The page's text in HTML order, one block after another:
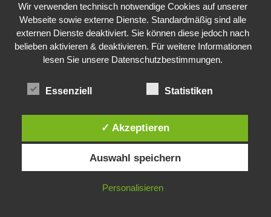
Das Leben des Lachs
12. Oktober 2020
9. Juli 2018
Was ist denn das? -Mars „SOL 735“ Rover Curiosity
24. November 2015
Diese Website verwendet Cookies. Durch die weitere Nutzung dieser
Website stimmst du der Verwendung von Cookies zu.
IN ORDNUNG
Wir verwenden technisch notwendige Cookies auf unserer
Webseite sowie externe Dienste. Standardmäßig sind alle
externen Dienste deaktiviert. Sie können diese jedoch nach
belieben aktivieren & deaktivieren. Für weitere Informationen
lesen Sie unsere Datenschutzbestimmungen.
Essenziell Statistiken
✓ Akzeptieren
Auswahl speichern
Personalisieren